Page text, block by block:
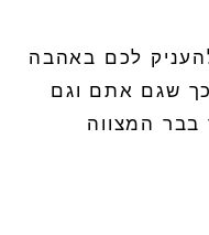
לכם באהבה
שגם אתם וגם
בבר המצווה